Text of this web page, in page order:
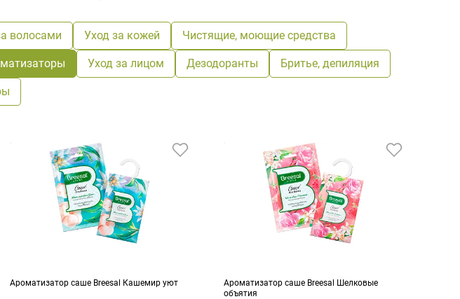
волосами Уход за кожей Чистящие, моющие средства
Уход за лицом Дезодоранты Бритье, депиляция
Ароматизатор саше Breesal Кашемир уют
Ароматизатор саше Breesal Шелковые
объятия